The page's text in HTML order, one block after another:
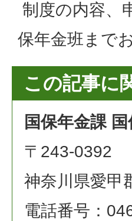
制度の内容、
保年金班まで
この記事に
国保年金課
〒243-0392
神奈川県愛甲
電話番号：